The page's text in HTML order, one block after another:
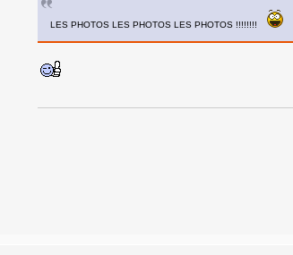
LES PHOTOS LES PHOTOS LES PHOTOS !!!!!!!!